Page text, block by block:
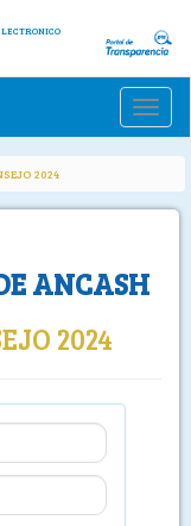
Toggle
2024
ANCASH
2024